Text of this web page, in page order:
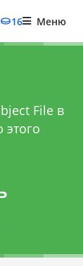
16 Меню
File в